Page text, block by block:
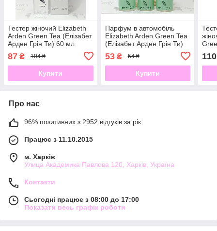
Тестер жіночий Elizabeth
Arden Green Tea (Елізабет
Арден Грін Ти) 60 мл
87 ₴ 104 ₴
Купити
Парфум в автомобіль
Elizabeth Arden Green Tea
(Елізабет Арден Грін Ти)
53₴ 54 ₴
Купити
110
Про нас
96% позитивних з 2952 відгуків за рік
Працює з 11.10.2015
м. Харків
Улица Академика Павлова 120, Харків, Україна
Контакти
Сьогодні працює з 08:00 до 17:00
Показати весь графік роботи